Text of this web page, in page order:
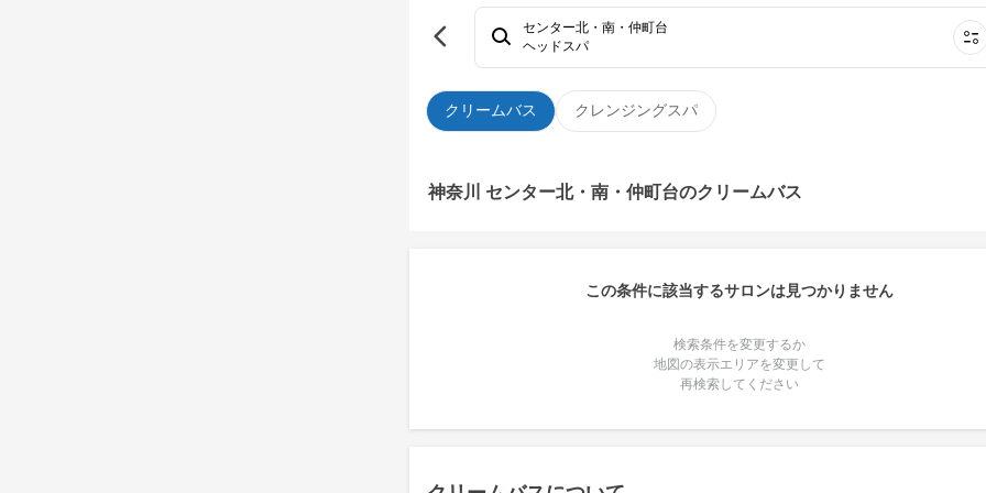
クリームバス クレンジングスパ
センター北・南・仲町台
ヘッドスパ
神奈川 センター北・南・仲町台のクリームバス
この条件に該当するサロンは見つかりません
検索条件を変更するか
地図の表示エリアを変更して
再検索してください